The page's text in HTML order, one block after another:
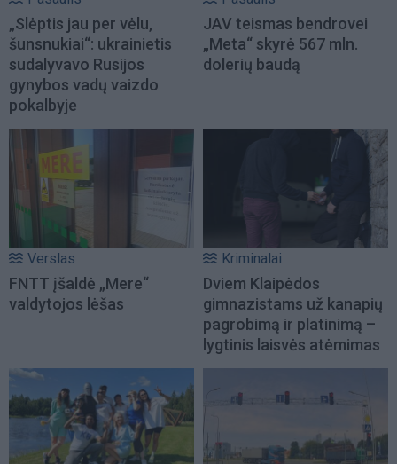
„Slėptis jau per vėlu,
šunsnukiai“: ukrainietis
sudalyvavo Rusijos
gynybos vadų vaizdo
pokalbyje
JAV teismas bendrovei
„Meta“ skyrė 567 mln.
dolerių baudą
Verslas
FNTT įšaldė „Mere“
valdytojos lėšas
Kriminalai
Dviem Klaipėdos
gimnazistams už kanapių
pagrobimą ir platinimą –
lygtinis laisvės atėmimas